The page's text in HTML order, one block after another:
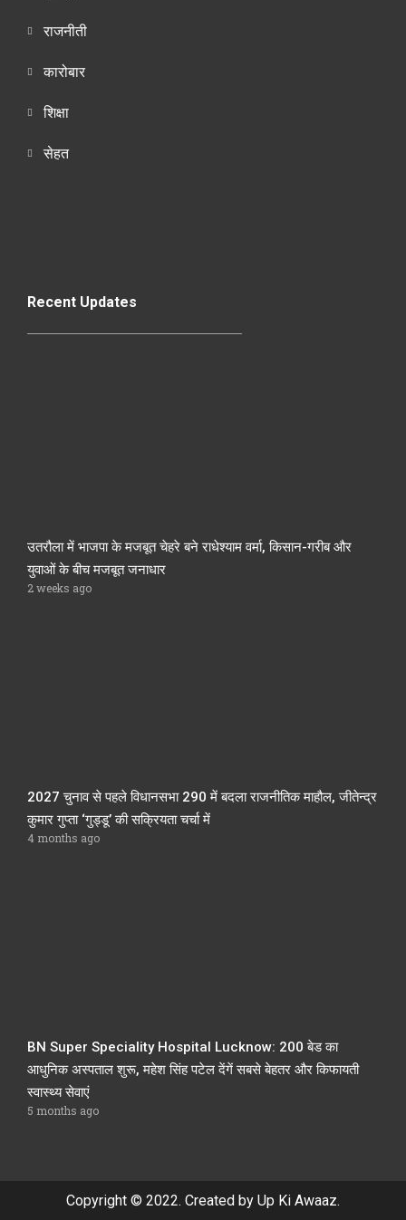
राजनीती
कारोबार
शिक्षा
सेहत
Recent Updates
उतरौला में भाजपा के मजबूत चेहरे बने राधेश्याम वर्मा, किसान-गरीब और
युवाओं के बीच मजबूत जनाधार
2 weeks ago
2027 चुनाव से पहले विधानसभा 290 में बदला राजनीतिक माहौल, जीतेन्द्र
कुमार गुप्ता ‘गुड्डू’ की सक्रियता चर्चा में
4 months ago
BN Super Speciality Hospital Lucknow: 200 बेड का
आधुनिक अस्पताल शुरू, महेश सिंह पटेल देंगें सबसे बेहतर और किफायती
स्वास्थ्य सेवाएं
5 months ago
Copyright © 2022. Created by Up Ki Awaaz.